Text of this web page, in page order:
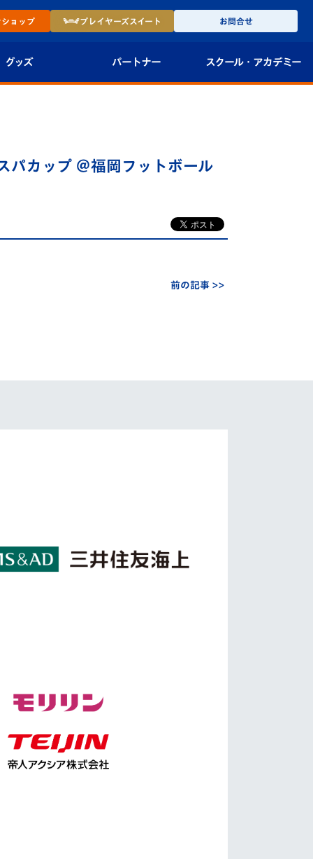
ショップ プレイヤーズスイート お問合せ
グッズ パートナー
法人限定 VIP BOX
スクール・ アカデミー
U-15
スクール
パカップ ＠福岡フットボール
前の記事 >>